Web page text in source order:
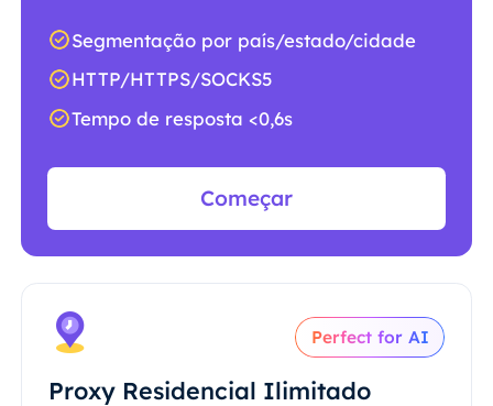
Segmentação por país/estado/cidade
HTTP/HTTPS/SOCKS5
Tempo de resposta <0,6s
Começar
Perfect for AI
Proxy Residencial Ilimitado